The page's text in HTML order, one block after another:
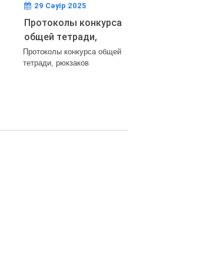
29 Сәуір 2025
Протоколы конкурса
общей тетради,
рюкзаков
Протоколы конкурса общей
тетради, рюкзаков